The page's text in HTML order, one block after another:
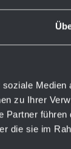
Medien
zu Ihrer
Partner führen
die sie im